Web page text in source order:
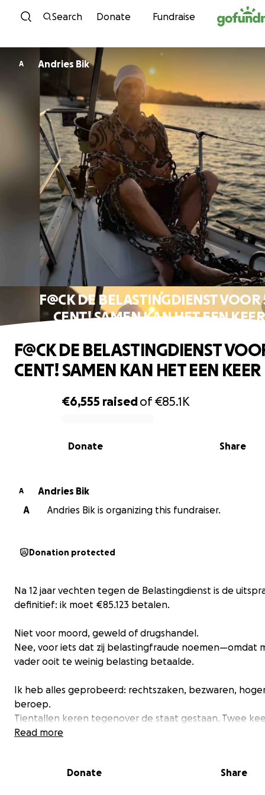
Skip to content
Search Donate Fundraise
A Andries Bik
F@CK DE BELASTINGDIENST VOOR
CENT! SAMEN KAN HET EEN KEER
0% complete
€6,555 raisedof€85.1K
Share
Donate
F@CK DE BELASTINGDIENST
CENT! SAMEN KAN HET EEN KEER
A
Andries Bik
A
Andries Bik is organizing this fundraiser.
Donation protected
Na 12 jaar vechten tegen de Belastingdienst is de
definitief: ik moet €85.123 betalen.
Niet voor moord, geweld of drugshandel.
Nee, voor iets dat zij belastingfraude noemen—omdat
vader ooit te weinig belasting betaalde.
Ik heb alles geprobeerd: rechtszaken, bezwaren,
beroep.
Tientallen keren tegenover de staat gestaan. Twee
vastgezet.
Een ketting van papier, maar zwaarder dan staal.
Read more
Donate Share